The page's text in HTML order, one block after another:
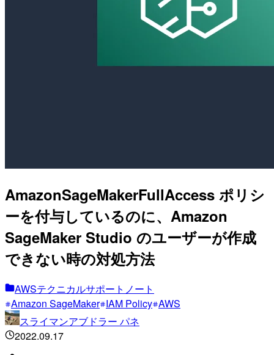
AmazonSageMakerFullAccess ポリシ
ーを付与しているのに、Amazon
SageMaker Studio のユーザーが作成
できない時の対処方法
AWSテクニカルサポートノート
Amazon SageMaker IAM Policy AWS
スライマンアブドラー パネ
2022.09.17